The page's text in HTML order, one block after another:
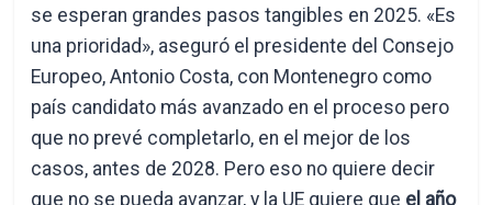
se esperan grandes pasos tangibles en 2025. «Es
una prioridad», aseguró el presidente del Consejo
Europeo, Antonio Costa, con Montenegro como
país candidato más avanzado en el proceso pero
que no prevé completarlo, en el mejor de los
casos, antes de 2028. Pero eso no quiere decir
que no se pueda avanzar, y la UE quiere que el año